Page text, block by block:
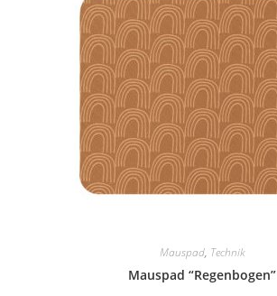
Mauspad, Technik
Mauspad “Regenbogen”